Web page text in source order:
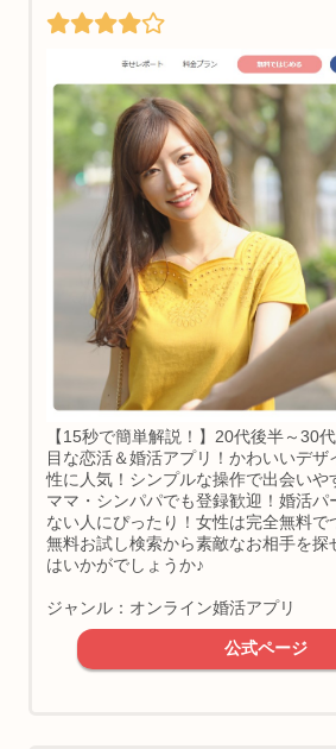
【15秒で簡単解説！】20代後半～30
目な恋活＆婚活アプリ！かわいいデザ
性に人気！シンプルな操作で出会いや
ママ・シンパパでも登録歓迎！婚活パ
ない人にぴったり！女性は完全無料で
無料お試し検索から素敵なお相手を探
はいかがでしょうか♪
ジャンル：オンライン婚活アプリ
公式ページ